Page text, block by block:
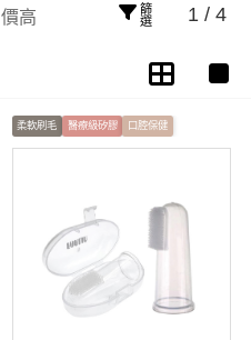
價高 篩選 1 / 4
柔軟刷毛 醫療級矽膠 口腔保健